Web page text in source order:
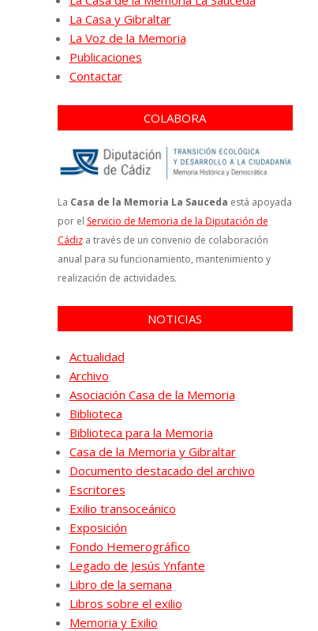
La Casa y Gibraltar
La Voz de la Memoria
Publicaciones
Contactar
COLABORA
La Casa de la Memoria La Sauceda está apoyada
por el Servicio de Memoria de la Diputación de
Cádiza través de un convenio de colaboración
anual para su funcionamiento, mantenimiento y
realización de actividades.
NOTICIAS
Actualidad
Archivo
Asociación Casa de la Memoria
Biblioteca
Biblioteca para la Memoria
Casa de la Memoria y Gibraltar
Documento destacado del archivo
Escritores
Exilio transoceánico
Exposición
Fondo Hemerográfico
Legado de Jesús Ynfante
Libro de la semana
Libros sobre el exilio
Memoria y Exilio